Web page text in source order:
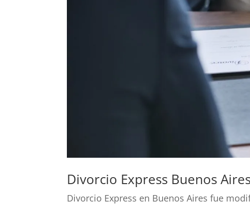
Divorcio Express Buenos
Divorcio Express en Buenos Aires fue